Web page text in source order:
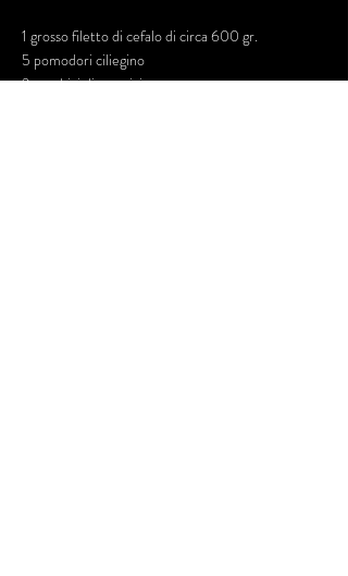
1 grosso filetto di cefalo di circa 600 gr.
5 pomodori ciliegino
2 cucchiai di parmigiano